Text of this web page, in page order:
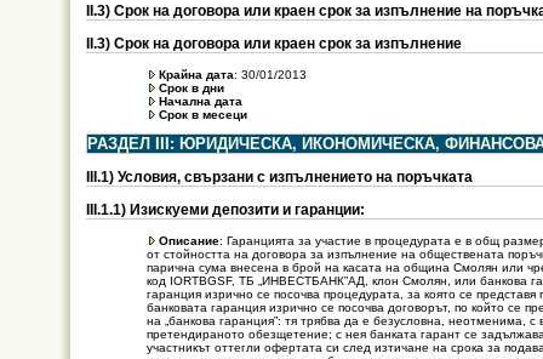
ІІ.3) Срок на договора или краен срок за изпълнение на
ІІ.3) Срок на договора или краен срок за изпълнение
Крайна дата: 30/01/2013
Срок в дни
Начална дата
Срок в месеци
РАЗДЕЛ ІІІ: ЮРИДИЧЕСКА, ИКОНОМИЧЕСКА,
ІІІ.1) Условия, свързани с изпълнението на поръчката
ІІІ.1.1) Изискуеми депозити и гаранции:
Описание: Гаранцията за участие в процедурата е в общ
от стойността на договора за изпълнение на обществената
парична сума внесена в брой на касата на община Смолян или
код IORTBGSF, ТБ „ИНВЕСТБАНК”АД, клон Смолян, или банкова
гаранция изрично се посочва процедурата, за която се
банковата гаранция изрично се посочва договорът, по който се
на „банкова гаранция”: тя трябва да е безусловна, неотменима,
претендираното обезщетение; с нея банката гарант се
участникът оттегли офертата си след изтичане на срока за